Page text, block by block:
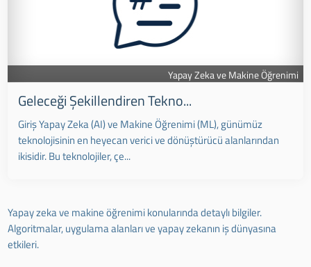
Yapay Zeka ve Makine Öğrenimi
Geleceği Şekillendiren Tekno...
Giriş Yapay Zeka (AI) ve Makine Öğrenimi (ML), günümüz
teknolojisinin en heyecan verici ve dönüştürücü alanlarından
ikisidir. Bu teknolojiler, çe...
Yapay zeka ve makine öğrenimi konularında detaylı bilgiler.
Algoritmalar, uygulama alanları ve yapay zekanın iş dünyasına
etkileri.